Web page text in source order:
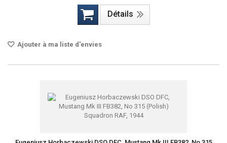
Détails
Ajouter à ma liste d'envies